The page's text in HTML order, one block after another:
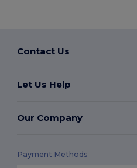
Contact Us
Let Us Help
Our Company
Payment Methods